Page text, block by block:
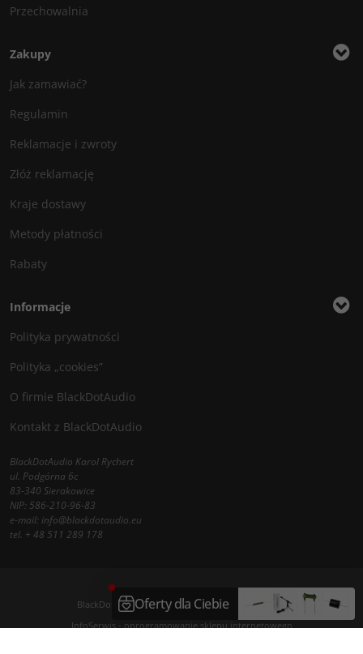
Przechowalnia
Zakupy
Jak zamawiać?
Regulamin
Reklamacje i zwroty
Złóż reklamację
Kraje dostawy
Metody płatności
Rabaty
Informacje
Polityka prywatności
Polityka „cookies”
O firmie BlackDotAudio
Kontakt z BlackDotAudio
BlackDotAudio Karol Rychert
ul. Podgórna 6c
83-340 Sierakowice
NIP: 586-210-96-83
e-mail:info@blackdotaudio.eu
tel. + 48 511 289 178
BlackDotAudio - najlepsze komponenty DIY audio
InfoSerwis-oprogramowanie sklepu internetowego